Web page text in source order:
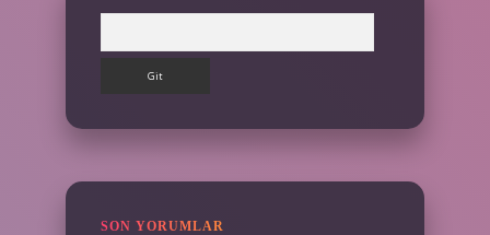
SON YORUMLAR